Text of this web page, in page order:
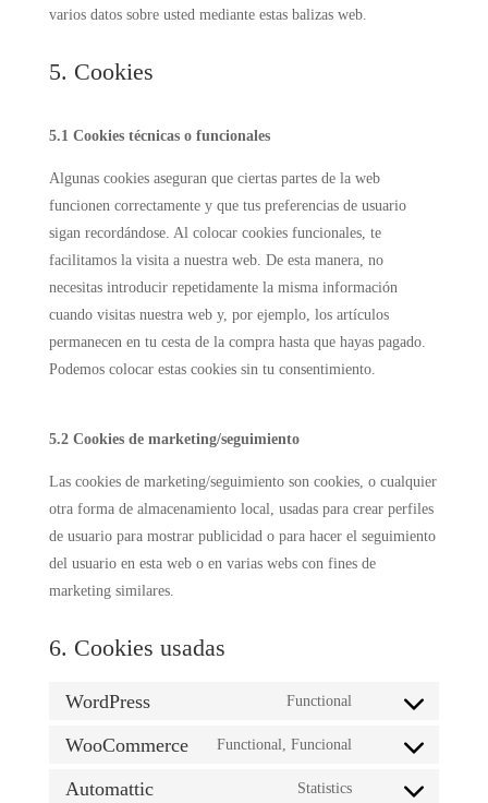
varios datos sobre usted mediante estas balizas web.
5. Cookies
5.1 Cookies técnicas o funcionales
Algunas cookies aseguran que ciertas partes de la web
funcionen correctamente y que tus preferencias de usuario
sigan recordándose. Al colocar cookies funcionales, te
facilitamos la visita a nuestra web. De esta manera, no
necesitas introducir repetidamente la misma información
cuando visitas nuestra web y, por ejemplo, los artículos
permanecen en tu cesta de la compra hasta que hayas pagado.
Podemos colocar estas cookies sin tu consentimiento.
5.2 Cookies de marketing/seguimiento
Las cookies de marketing/seguimiento son cookies, o cualquier
otra forma de almacenamiento local, usadas para crear perfiles
de usuario para mostrar publicidad o para hacer el seguimiento
del usuario en esta web o en varias webs con fines de
marketing similares.
6. Cookies usadas
WordPress Functional
Consent
wordpress
WooCommerce Functional, Funcional
Consent
Automattic Statistics